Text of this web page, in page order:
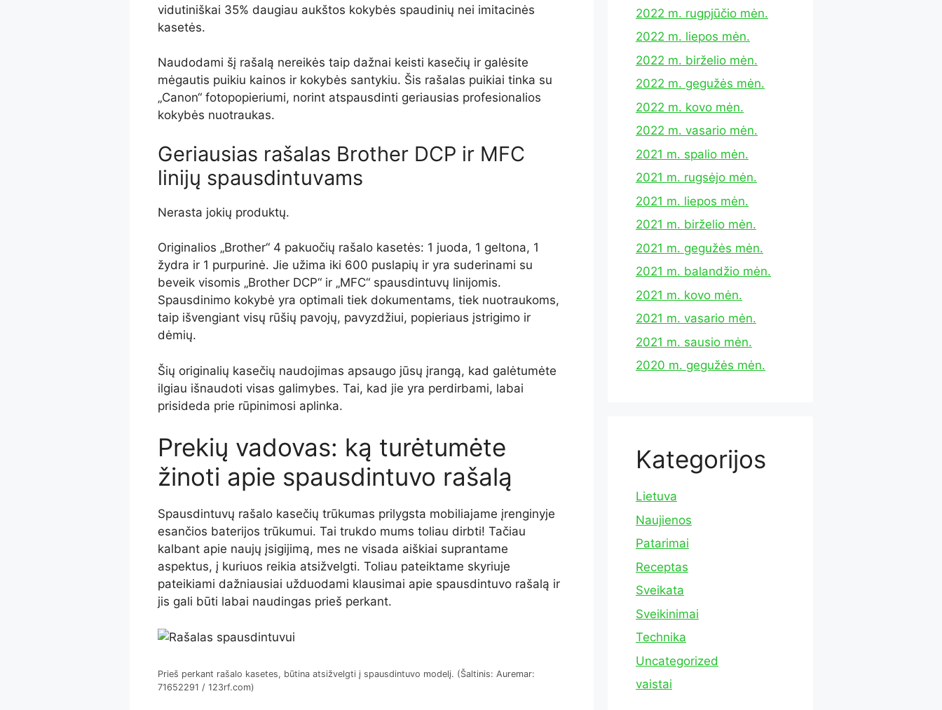
vidutiniškai 35% daugiau aukštos kokybės spaudinių nei imitacinės
kasetės.
Naudodami šį rašalą nereikės taip dažnai keisti kasečių ir galėsite
mėgautis puikiu kainos ir kokybės santykiu. Šis rašalas puikiai tinka su
„Canon“ fotopopieriumi, norint atspausdinti geriausias profesionalios
kokybės nuotraukas.
Geriausias rašalas Brother DCP ir MFC
linijų spausdintuvams
Nerasta jokių produktų.
Originalios „Brother“ 4 pakuočių rašalo kasetės: 1 juoda, 1 geltona, 1
žydra ir 1 purpurinė. Jie užima iki 600 puslapių ir yra suderinami su
beveik visomis „Brother DCP“ ir „MFC“ spausdintuvų linijomis.
Spausdinimo kokybė yra optimali tiek dokumentams, tiek nuotraukoms,
taip išvengiant visų rūšių pavojų, pavyzdžiui, popieriaus įstrigimo ir
dėmių.
Šių originalių kasečių naudojimas apsaugo jūsų įrangą, kad galėtumėte
ilgiau išnaudoti visas galimybes. Tai, kad jie yra perdirbami, labai
prisideda prie rūpinimosi aplinka.
Prekių vadovas: ką turėtumėte
žinoti apie spausdintuvo rašalą
Spausdintuvų rašalo kasečių trūkumas prilygsta mobiliajame įrenginyje
esančios baterijos trūkumui. Tai trukdo mums toliau dirbti! Tačiau
kalbant apie naujų įsigijimą, mes ne visada aiškiai suprantame
aspektus, į kuriuos reikia atsižvelgti. Toliau pateiktame skyriuje
pateikiami dažniausiai užduodami klausimai apie spausdintuvo rašalą ir
jis gali būti labai naudingas prieš perkant.
Prieš perkant rašalo kasetes, būtina atsižvelgti į spausdintuvo modelį. (Šaltinis: Auremar:
71652291 / 123rf.com)
2022 m. rugpjūčio mėn.
2022 m. liepos mėn.
2022 m. birželio mėn.
2022 m. gegužės mėn.
2022 m. kovo mėn.
2022 m. vasario mėn.
2021 m. spalio mėn.
2021 m. rugsėjo mėn.
2021 m. liepos mėn.
2021 m. birželio mėn.
2021 m. gegužės mėn.
2021 m. balandžio mėn.
2021 m. kovo mėn.
2021 m. vasario mėn.
2021 m. sausio mėn.
2020 m. gegužės mėn.
Kategorijos
Lietuva
Naujienos
Patarimai
Receptas
Sveikata
Sveikinimai
Technika
Uncategorized
vaistai